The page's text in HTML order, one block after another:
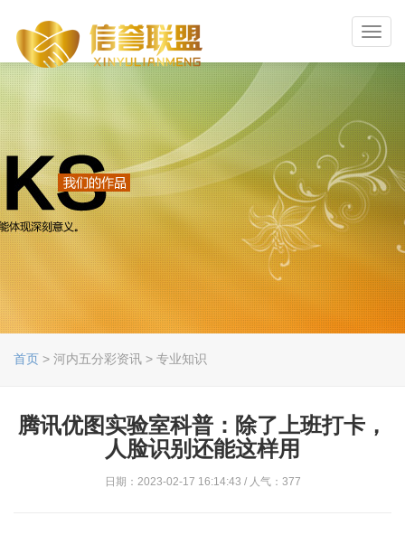
首页 > 河内五分彩资讯 > 专业知识
腾讯优图实验室科普：除了上班打卡，
人脸识别还能这样用
日期：2023-02-17 16:14:43 / 人气：377